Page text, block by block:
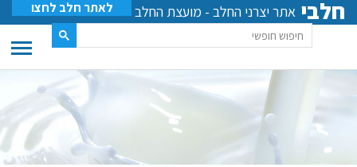
חלבי אתר יצרני החלב - מועצת החלב לאתר חלב לחצו